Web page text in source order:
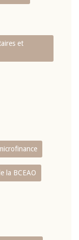
et
la BCEAO